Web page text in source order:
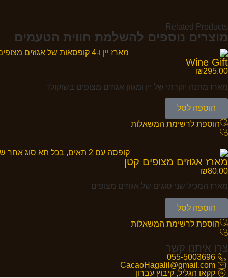
Related Products
מוצרים נוספים להשלמת חווית הטעמים
Wine Gift
₪295.00
מארז מתנה יוקרתי של יין ומגוון אגוזים מצופים בשוקולד
הוספה לסל
הוספת לרשימת המשאלות
מארז אגוזים מצופים קטן
₪80.00
מארז המכיל שני סוגים של אגוזים מצופים
הוספה לסל
הוספת לרשימת המשאלות
צרו איתנו קשר
055-5003696
CacaoHagalil@gmail.com
קקאו הגליל, קיבוץ עברון